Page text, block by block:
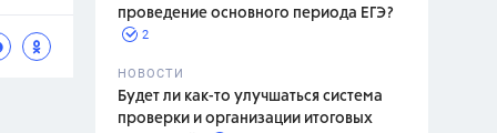
проведение основного периода ЕГЭ?
2
НОВОСТИ
Будет ли как-то улучшаться система
проверки и организации итоговых